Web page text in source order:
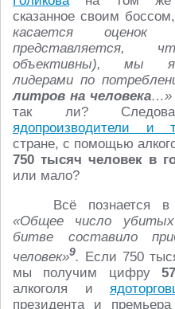
сказанное своим
касается
представляется,
объективны), мы
лидерами по
литров на человека…»
так ли?
ядопроизводители и
стране, с помощью
750 тысяч человек в
или мало?
Всё познается
«Общее число убитых
битве составило
человек»9. Если 750
мы получим цифру57
алкоголя и
президента и премьера